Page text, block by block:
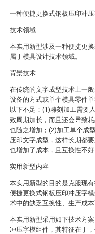
一种便捷更换式钢板压印冲
技术领域
本实用新型涉及一种便捷更
属于模具设计技术领域。
背景技术
在传统的文字成型技术上一
设备的方式或单个模具零件
以下不足：(1)雕刻加工需要
致周期加长，而且还会导致
也随之增加；(2)加工单个成
压印文字成型，这样长期都
也增加了成本，且互换性不好
实用新型内容
本实用新型的目的是克服现
便捷更换式钢板压印冲压字
术中的缺乏互换性、生产成本
本实用新型采用如下技术方
冲压字模组件，其特征在于